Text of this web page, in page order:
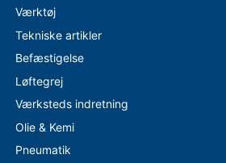
Værktøj
Tekniske artikler
Befæstigelse
Løftegrej
Værksteds indretning
Olie & Kemi
Pneumatik